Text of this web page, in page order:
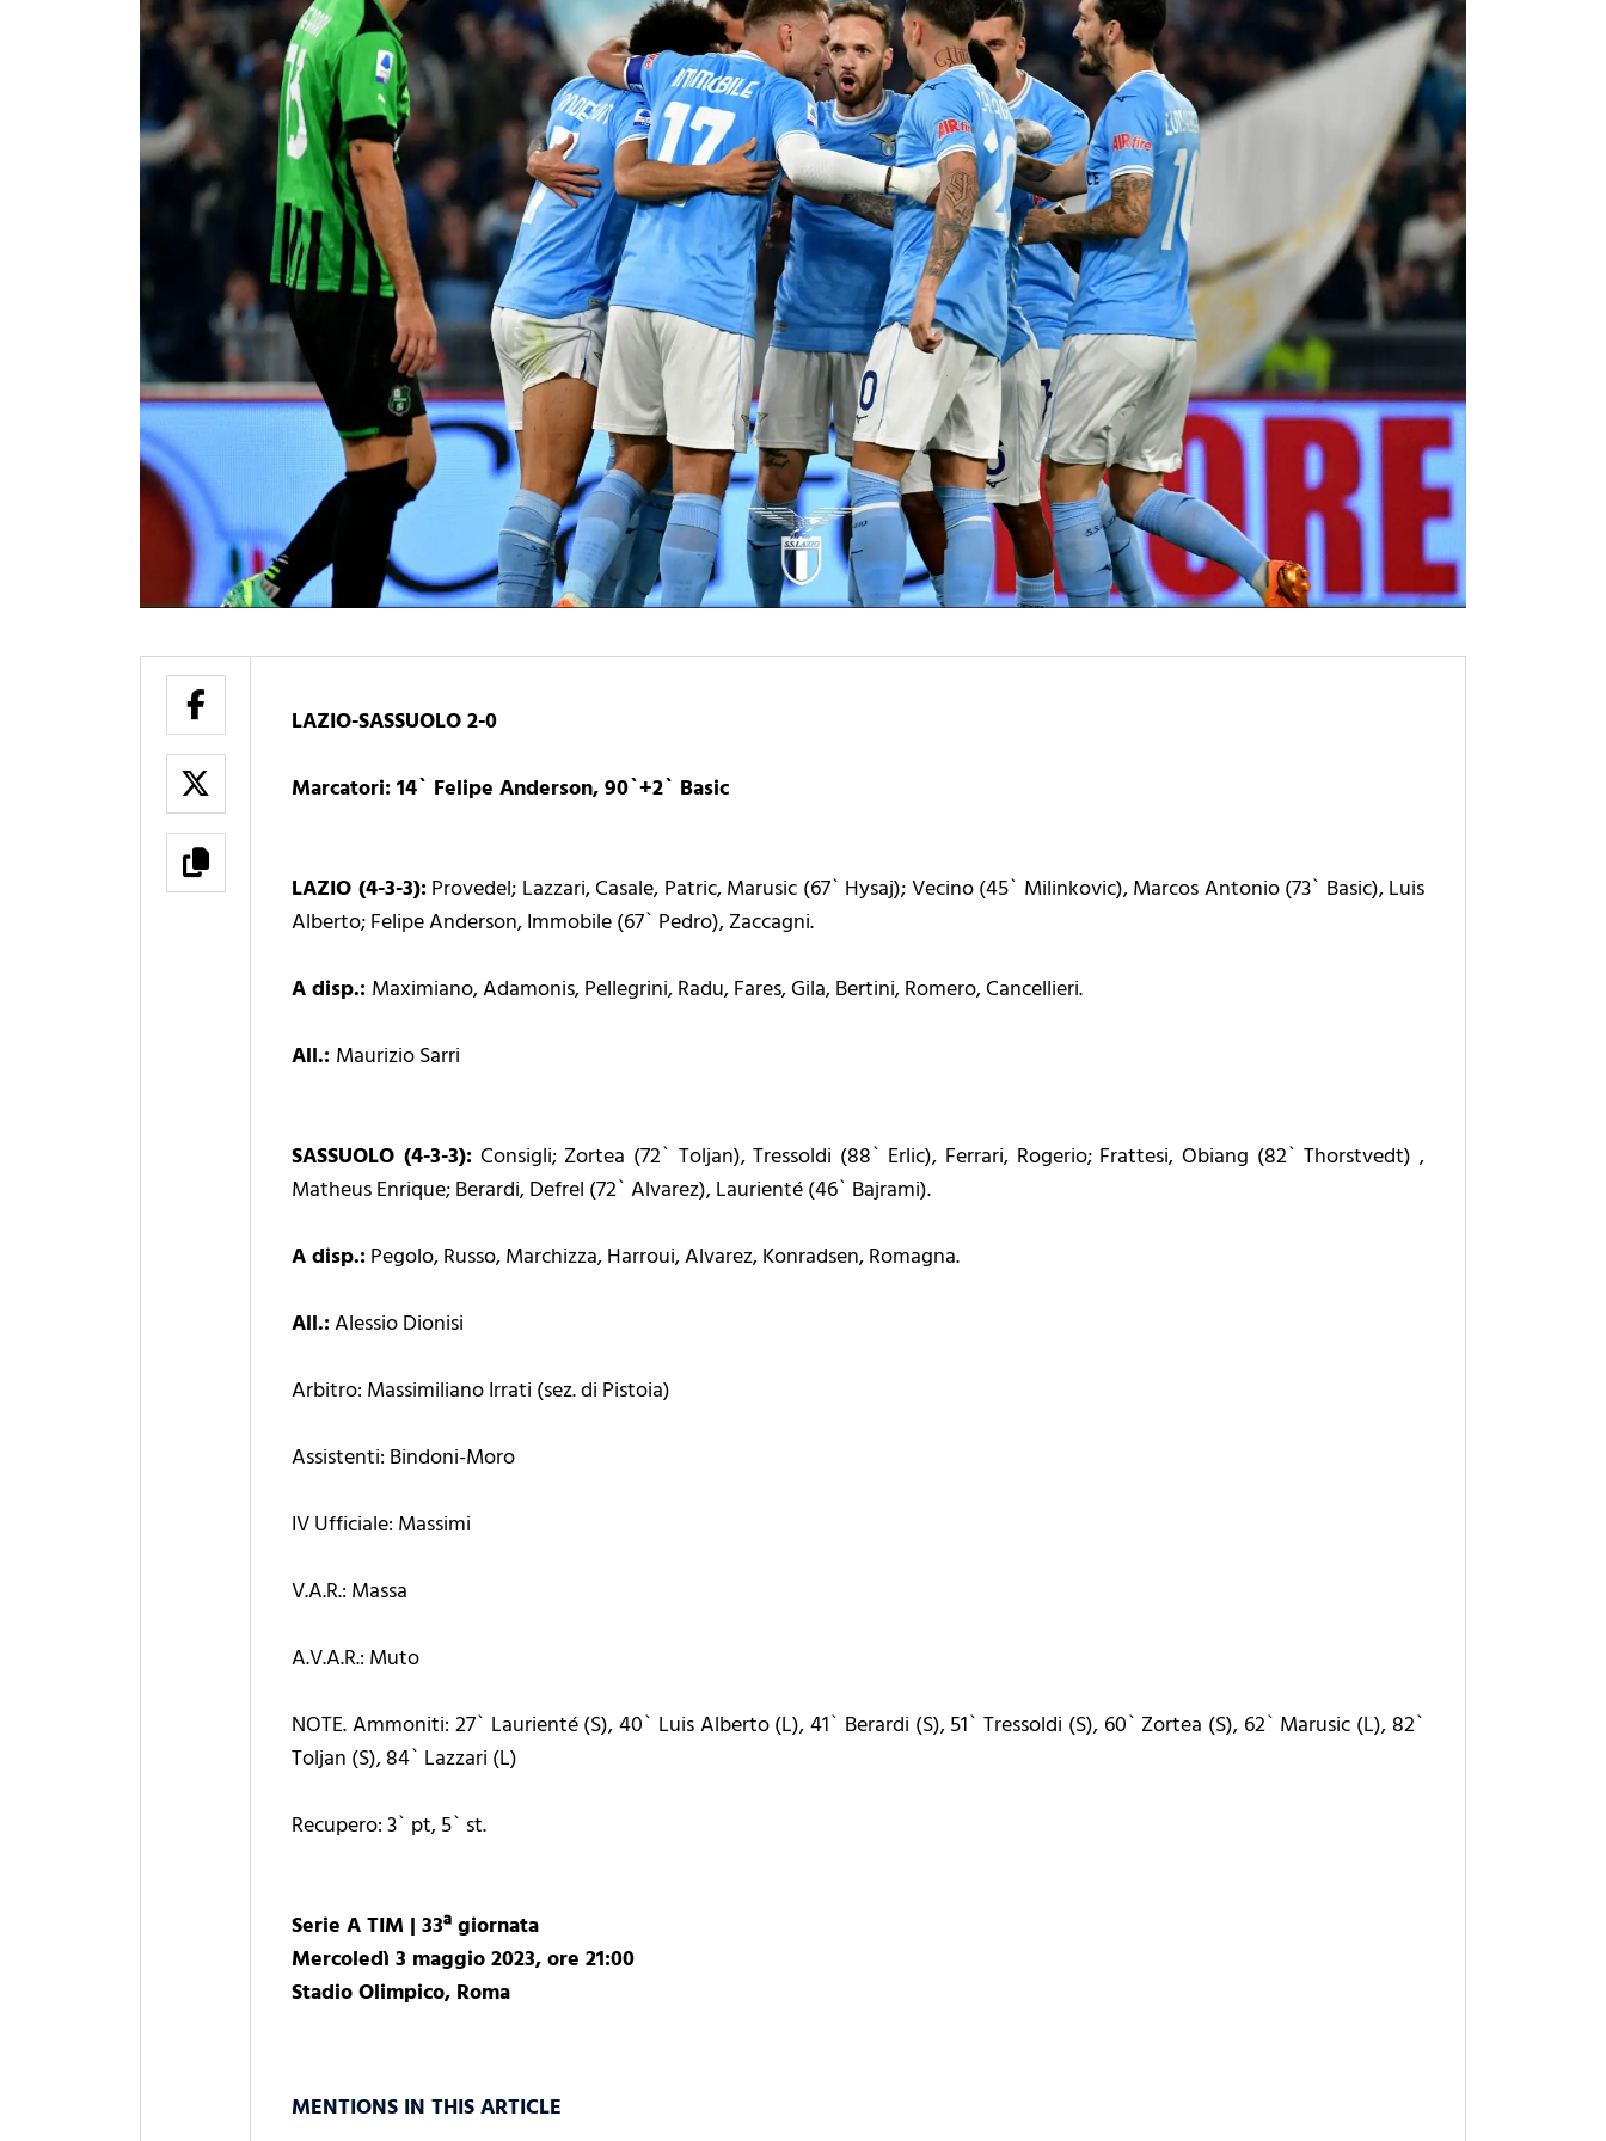
LAZIO-SASSUOLO 2-0
Marcatori: 14` Felipe Anderson, 90`+2` Basic
LAZIO (4-3-3):Provedel; Lazzari, Casale, Patric, Marusic (67` Hysaj); Vecino (45` Milinkovic), Marcos Antonio (73` Basic), Luis
Alberto; Felipe Anderson, Immobile (67` Pedro), Zaccagni.
A disp.: Maximiano, Adamonis, Pellegrini, Radu, Fares, Gila, Bertini, Romero, Cancellieri.
All.: Maurizio Sarri
SASSUOLO (4-3-3):Consigli; Zortea (72` Toljan), Tressoldi (88` Erlic), Ferrari, Rogerio; Frattesi, Obiang (82` Thorstvedt) ,
Matheus Enrique; Berardi, Defrel (72` Alvarez), Laurienté (46` Bajrami).
A disp.:Pegolo, Russo, Marchizza, Harroui, Alvarez, Konradsen, Romagna.
All.:Alessio Dionisi
Arbitro: Massimiliano Irrati (sez. di Pistoia)
Assistenti: Bindoni-Moro
IV Ufficiale: Massimi
V.A.R.: Massa
A.V.A.R.: Muto
NOTE. Ammoniti: 27` Laurienté (S), 40` Luis Alberto (L), 41` Berardi (S), 51` Tressoldi (S), 60` Zortea (S), 62` Marusic (L), 82`
Toljan (S), 84` Lazzari (L)
Recupero: 3` pt, 5` st.
Serie A TIM | 33ª giornata
Mercoledì 3 maggio 2023, ore 21:00
Stadio Olimpico, Roma
MENTIONS IN THIS ARTICLE